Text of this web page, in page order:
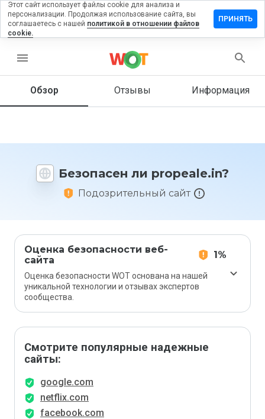
menu
Обзор Отзывы Информация
Безопасен ли propeale.in?
Подозрительный сайт
Оценка безопасности веб-
сайта
1%
Оценка безопасности WOT основана на нашей
уникальной технологии и отзывах экспертов
сообщества.
Смотрите популярные надежные
сайты:
google.com
netflix.com
facebook.com
на
Как бы
этот
1 до 5?
Этот сайт использует файлы cookie для анализа и
персонализации. Продолжая использование сайта, вы
соглашаетесь с нашей политикой в отношении файлов
cookie.
ПРИНЯТЬ